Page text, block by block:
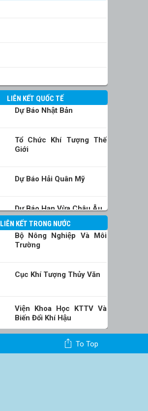
LIÊN KẾT QUỐC TẾ
Dự Báo Nhật Bản
Tổ Chức Khí Tượng Thế
Giới
Dự Báo Hải Quân Mỹ
Dự Báo Hạn Vừa Châu Âu
LIÊN KẾT TRONG NƯỚC
Bộ Nông Nghiệp Và Môi
Trường
Cục Khí Tượng Thủy Văn
Viện Khoa Học KTTV Và
Biến Đổi Khí Hậu
To Top